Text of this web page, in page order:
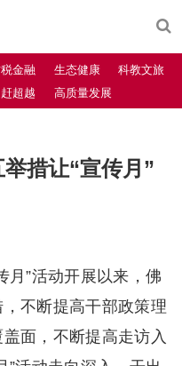
金融 生态健康
科教文旅
超越 高质量发展
措让“宣传月”
月”活动开展以来，佛
不断提高干部政策理
面，不断提高走访入